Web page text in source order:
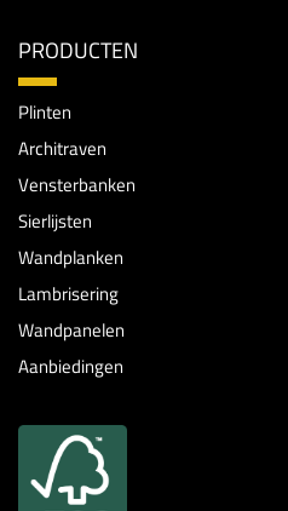
PRODUCTEN
Plinten
Architraven
Vensterbanken
Sierlijsten
Wandplanken
Lambrisering
Wandpanelen
Aanbiedingen